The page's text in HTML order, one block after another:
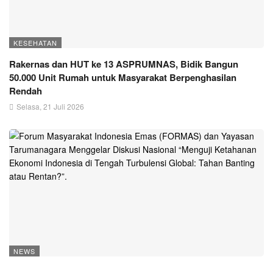
KESEHATAN
Rakernas dan HUT ke 13 ASPRUMNAS, Bidik Bangun
50.000 Unit Rumah untuk Masyarakat Berpenghasilan
Rendah
Selasa, 21 Juli 2026
NEWS